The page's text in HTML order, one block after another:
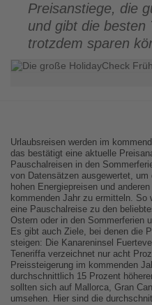
Preisanstiege, die
und gibt die besten
trotzdem sparen
Urlaubsreisen werden im
das bestätigt eine aktuelle
Pauschalreisen in den
von Datensätzen ausgewertet,
hohen Energiepreisen und
kommenden Jahr zu ermitteln.
eine Pauschalreise zu den
Ostern oder in den Sommerferien
Es gibt auch Ziele, bei denen die
steigen: Die Kanareninsel
Teneriffa verzeichnet nur acht
Preissteigerung im kommenden
durchschnittlich 15 Prozent
sollten sich auf Mallorca, Gran
umsehen. Hier sind die